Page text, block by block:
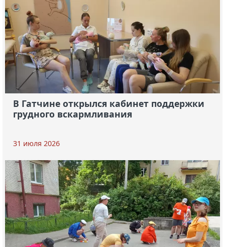
В Гатчине открылся кабинет поддержки
грудного вскармливания
31 июля 2026